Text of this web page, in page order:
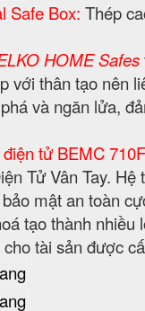
Safe Box: Thép
HOME Safes
với thân tạo nên
và ngăn lửa,
điện tử BEMC
Tử Vân Tay. Hệ
mật an toàn
tạo thành nhiều
tài sản được